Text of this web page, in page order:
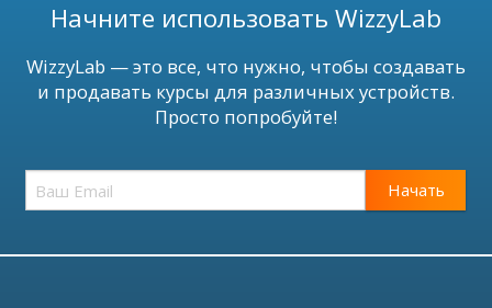
Начните использовать WizzyLab
WizzyLab — это все, что нужно, чтобы создавать
и продавать курсы для различных устройств.
Просто попробуйте!
Начать